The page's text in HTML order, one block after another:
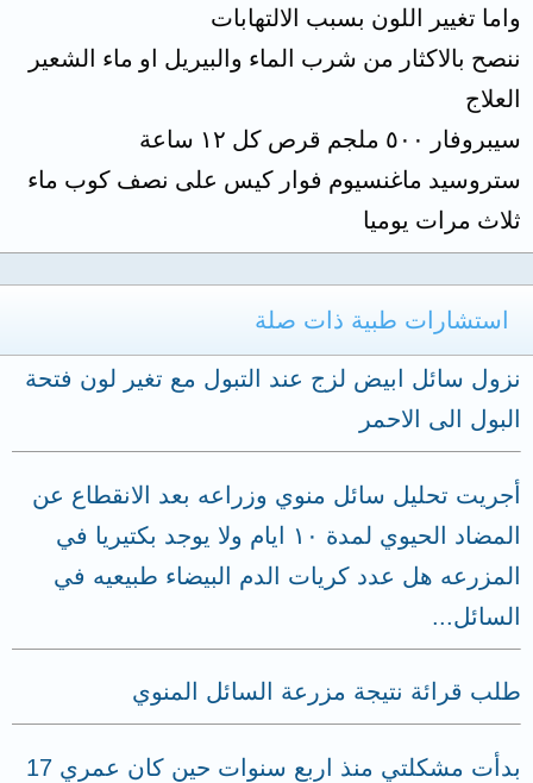
واما تغيير اللون بسبب الالتهابات
ننصح بالاكثار من شرب الماء والبيريل او ماء الشعير
العلاج
سيبروفار ٥٠٠ ملجم قرص كل ١٢ ساعة
ستروسيد ماغنسيوم فوار كيس على نصف كوب ماء
ثلاث مرات يوميا
استشارات طبية ذات صلة
نزول سائل ابيض لزج عند التبول مع تغير لون فتحة
البول الى الاحمر
أجريت تحليل سائل منوي وزراعه بعد الانقطاع عن
المضاد الحيوي لمدة ١٠ ايام ولا يوجد بكتيريا في
المزرعه هل عدد كريات الدم البيضاء طبيعيه في
السائل...
طلب قرائة نتيجة مزرعة السائل المنوي
بدأت مشكلتي منذ اربع سنوات حين كان عمري 17